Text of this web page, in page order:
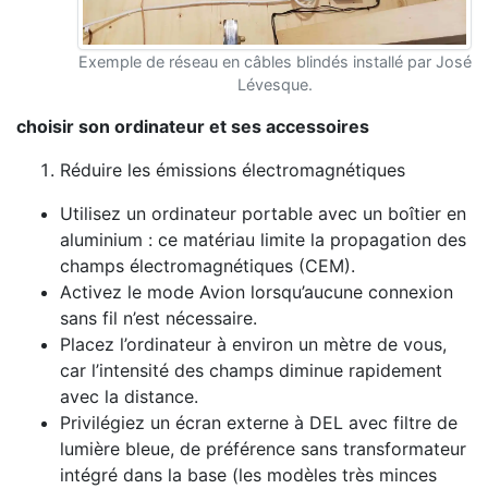
Exemple de réseau en câbles blindés installé par José
Lévesque.
choisir son ordinateur et ses accessoires
Réduire les émissions électromagnétiques
Utilisez un ordinateur portable avec un boîtier en
aluminium : ce matériau limite la propagation des
champs électromagnétiques (CEM).
Activez le mode Avion lorsqu’aucune connexion
sans fil n’est nécessaire.
Placez l’ordinateur à environ un mètre de vous,
car l’intensité des champs diminue rapidement
avec la distance.
Privilégiez un écran externe à DEL avec filtre de
lumière bleue, de préférence sans transformateur
intégré dans la base (les modèles très minces